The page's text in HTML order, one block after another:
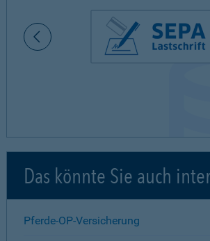
Das könnte Sie auch
Pferde-OP-Versicherung